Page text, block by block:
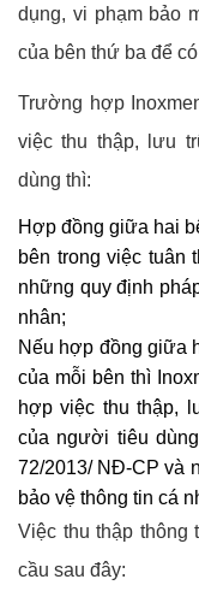
dụng, vi phạm bảo
của bên thứ ba để
Trường hợp
việc thu thập, lưu
dùng thì:
Hợp đồng giữa hai
bên trong việc tuân
những quy định
nhân;
Nếu hợp đồng giữa
của mỗi bên thì
hợp việc thu thập,
của người tiêu
72/2013/ NĐ-CP và
bảo vệ thông tin cá
Việc thu thập thông
cầu sau đây: